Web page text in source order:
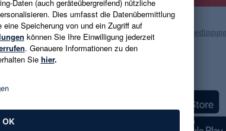
Es gelten die Datenschutzrichtlinien und die